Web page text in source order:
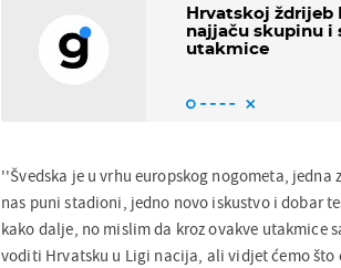
Hrvatskoj ždrijeb
najjaču skupinu i
utakmice
''Švedska je u vrhu europskog nogometa,
nas puni stadioni, jedno novo iskustvo i dobar
kako dalje, no mislim da kroz ovakve utakmice
voditi Hrvatsku u Ligi nacija, ali vidjet ćemo